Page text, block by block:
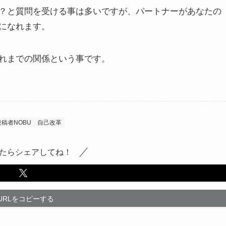
と質問を受ける事は多いですが、パートナーがあなたの
なれます。
までの関係という事です。
稿者NOBU 自己改革
らシェアしてね！
をコピーする